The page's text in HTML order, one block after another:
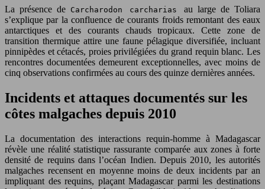
La présence de Carcharodon carcharias au large de Toliara
s’explique par la confluence de courants froids remontant des eaux
antarctiques et des courants chauds tropicaux. Cette zone de
transition thermique attire une faune pélagique diversifiée, incluant
pinnipèdes et cétacés, proies privilégiées du grand requin blanc. Les
rencontres documentées demeurent exceptionnelles, avec moins de
cinq observations confirmées au cours des quinze dernières années.
Incidents et attaques documentés sur les
côtes malgaches depuis 2010
La documentation des interactions requin-homme à Madagascar
révèle une réalité statistique rassurante comparée aux zones à forte
densité de requins dans l’océan Indien. Depuis 2010, les autorités
malgaches recensent en moyenne moins de deux incidents par an
impliquant des requins, plaçant Madagascar parmi les destinations